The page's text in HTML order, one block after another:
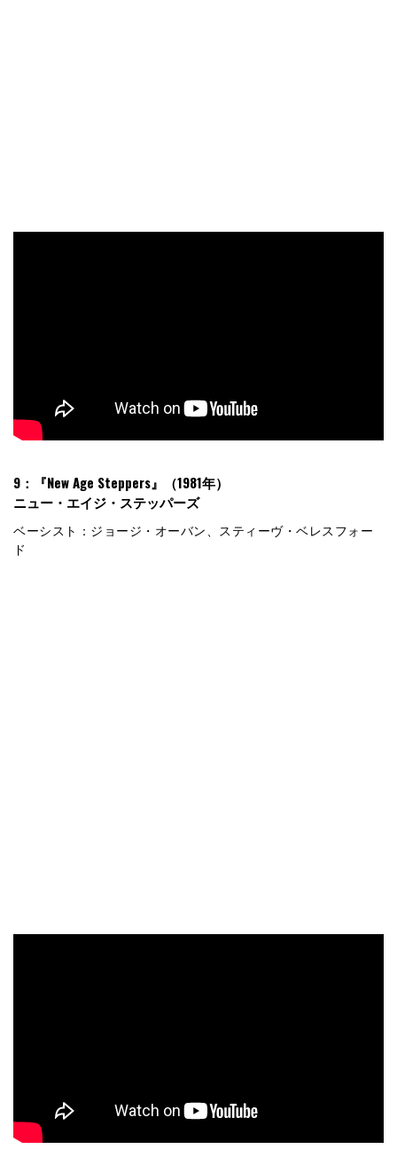
9：『New Age Steppers』（1981年）
ニュー・エイジ・ステッパーズ
ベーシスト：ジョージ・オーバン、スティーヴ・ベレスフォー
ド